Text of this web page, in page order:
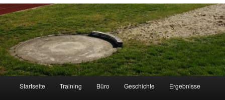
Startseite Training Büro Geschichte Ergebnisse